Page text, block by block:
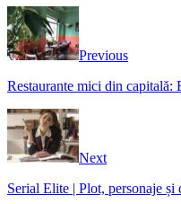
Previous
Restaurante mici din capitală:
Next
Serial Elite | Plot, personaje și